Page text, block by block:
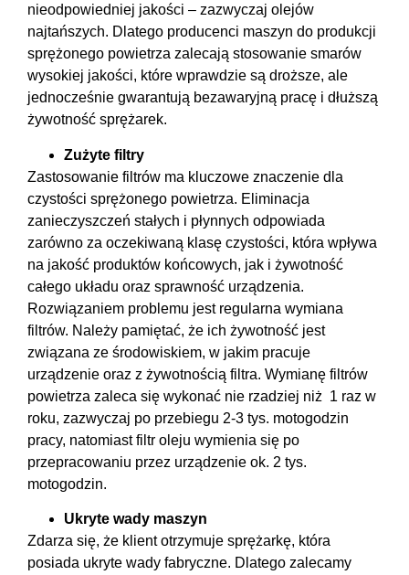
nieodpowiedniej jakości – zazwyczaj olejów
najtańszych. Dlatego producenci maszyn do produkcji
sprężonego powietrza zalecają stosowanie smarów
wysokiej jakości, które wprawdzie są droższe, ale
jednocześnie gwarantują bezawaryjną pracę i dłuższą
żywotność sprężarek.
Zużyte filtry
Zastosowanie filtrów ma kluczowe znaczenie dla
czystości sprężonego powietrza. Eliminacja
zanieczyszczeń stałych i płynnych odpowiada
zarówno za oczekiwaną klasę czystości, która wpływa
na jakość produktów końcowych, jak i żywotność
całego układu oraz sprawność urządzenia.
Rozwiązaniem problemu jest regularna wymiana
filtrów. Należy pamiętać, że ich żywotność jest
związana ze środowiskiem, w jakim pracuje
urządzenie oraz z żywotnością filtra. Wymianę filtrów
powietrza zaleca się wykonać nie rzadziej niż 1 raz w
roku, zazwyczaj po przebiegu 2-3 tys. motogodzin
pracy, natomiast filtr oleju wymienia się po
przepracowaniu przez urządzenie ok. 2 tys.
motogodzin.
Ukryte wady maszyn
Zdarza się, że klient otrzymuje sprężarkę, która
posiada ukryte wady fabryczne. Dlatego zalecamy